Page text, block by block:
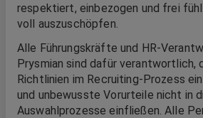
respektiert, einbezogen und frei
voll auszuschöpfen.
Alle Führungskräfte und HR-
Prysmian sind dafür verantwortlich,
Richtlinien im Recruiting-Prozess
und unbewusste Vorurteile nicht in
Auswahlprozesse einfließen. Alle